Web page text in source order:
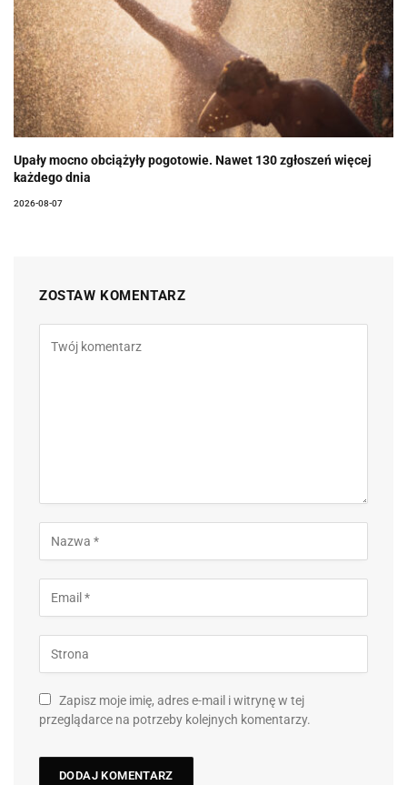
Upały mocno obciążyły pogotowie. Nawet 130 zgłoszeń więcej
każdego dnia
2026-08-07
ZOSTAW KOMENTARZ
Zapisz moje imię, adres e-mail i witrynę w tej
przeglądarce na potrzeby kolejnych komentarzy.